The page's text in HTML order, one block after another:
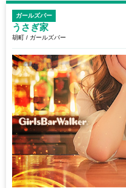
ガールズバー
うさぎ家
胡町 / ガールズバー